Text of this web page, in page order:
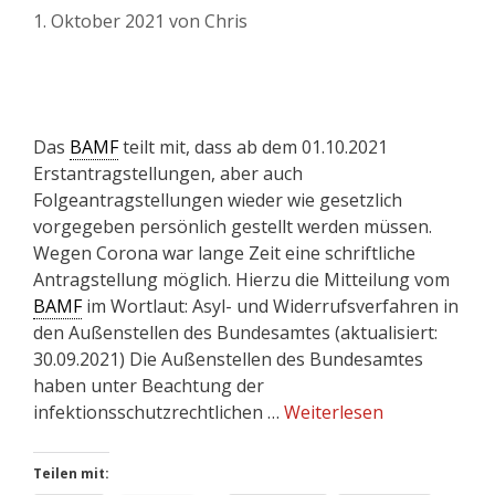
1. Oktober 2021 von Chris
Das BAMFteilt mit, dass ab dem 01.10.2021
Erstantragstellungen, aber auch
Folgeantragstellungen wieder wie gesetzlich
vorgegeben persönlich gestellt werden müssen.
Wegen Corona war lange Zeit eine schriftliche
Antragstellung möglich. Hierzu die Mitteilung vom
BAMFim Wortlaut: Asyl- und Widerrufsverfahren in
den Außenstellen des Bundesamtes (aktualisiert:
30.09.2021) Die Außenstellen des Bundesamtes
haben unter Beachtung der
infektionsschutzrechtlichen … Weiterlesen
Teilen mit: